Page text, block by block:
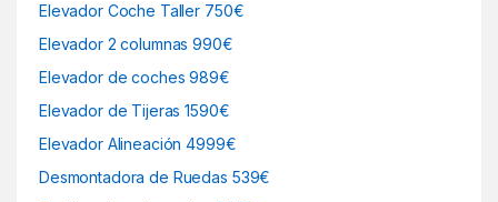
Elevador Coche Taller 750€
Elevador 2 columnas 990€
Elevador de coches 989€
Elevador de Tijeras 1590€
Elevador Alineación 4999€
Desmontadora de Ruedas 539€